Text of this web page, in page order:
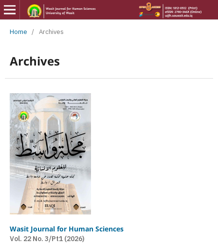
Home / Archives
Archives
Wasit Journal for Human Sciences
Vol. 22 No. 3/Pt1 (2026)